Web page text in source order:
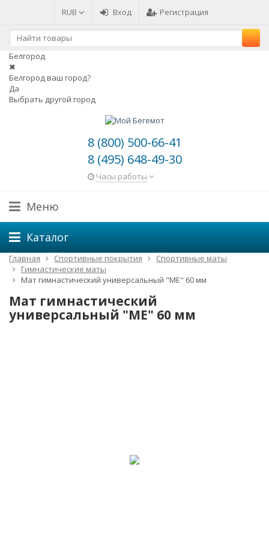
RUB Вход Регистрация
Белгород
✖
Белгород ваш город?
Да
Выбрать другой город
8 (800) 500-66-41
8 (495) 648-49-30
Часы работы
Меню
Каталог
Главная Спортивные покрытия
Спортивные маты
Гимнастические маты
Мат гимнастический универсальный "ME" 60 мм
Мат гимнастический
универсальный "ME" 60 мм